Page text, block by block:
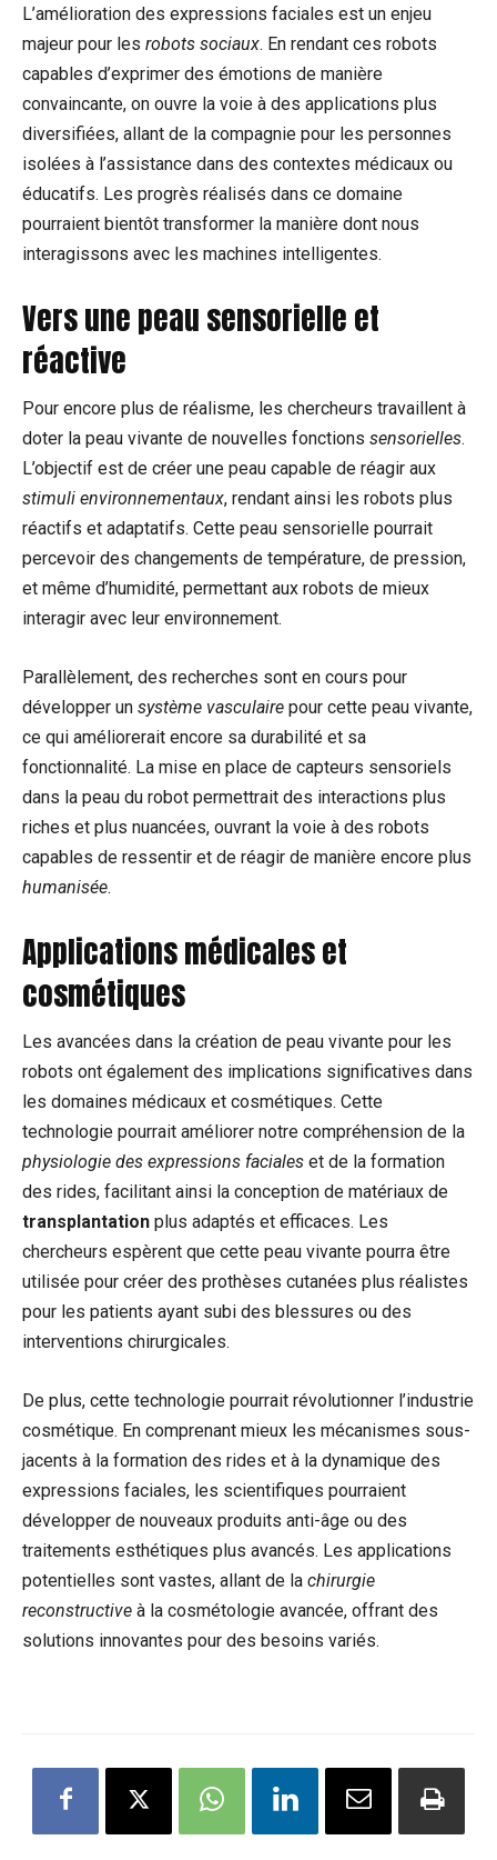
L’amélioration des expressions faciales est un enjeu
majeur pour les robots sociaux. En rendant ces robots
capables d’exprimer des émotions de manière
convaincante, on ouvre la voie à des applications plus
diversifiées, allant de la compagnie pour les personnes
isolées à l’assistance dans des contextes médicaux ou
éducatifs. Les progrès réalisés dans ce domaine
pourraient bientôt transformer la manière dont nous
interagissons avec les machines intelligentes.
Vers une peau sensorielle et
réactive
Pour encore plus de réalisme, les chercheurs travaillent à
doter la peau vivante de nouvelles fonctions sensorielles.
L’objectif est de créer une peau capable de réagir aux
stimuli environnementaux, rendant ainsi les robots plus
réactifs et adaptatifs. Cette peau sensorielle pourrait
percevoir des changements de température, de pression,
et même d’humidité, permettant aux robots de mieux
interagir avec leur environnement.
Parallèlement, des recherches sont en cours pour
développer un système vasculaire pour cette peau vivante,
ce qui améliorerait encore sa durabilité et sa
fonctionnalité. La mise en place de capteurs sensoriels
dans la peau du robot permettrait des interactions plus
riches et plus nuancées, ouvrant la voie à des robots
capables de ressentir et de réagir de manière encore plus
humanisée.
Applications médicales et
cosmétiques
Les avancées dans la création de peau vivante pour les
robots ont également des implications significatives dans
les domaines médicaux et cosmétiques. Cette
technologie pourrait améliorer notre compréhension de la
physiologie des expressions faciales et de la formation
des rides, facilitant ainsi la conception de matériaux de
transplantation plus adaptés et efficaces. Les
chercheurs espèrent que cette peau vivante pourra être
utilisée pour créer des prothèses cutanées plus réalistes
pour les patients ayant subi des blessures ou des
interventions chirurgicales.
De plus, cette technologie pourrait révolutionner l’industrie
cosmétique. En comprenant mieux les mécanismes sous-
jacents à la formation des rides et à la dynamique des
expressions faciales, les scientifiques pourraient
développer de nouveaux produits anti-âge ou des
traitements esthétiques plus avancés. Les applications
potentielles sont vastes, allant de la chirurgie
reconstructive à la cosmétologie avancée, offrant des
solutions innovantes pour des besoins variés.